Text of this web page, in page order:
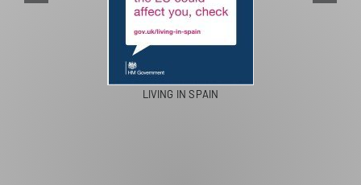
PASEOS EN CAMELLO